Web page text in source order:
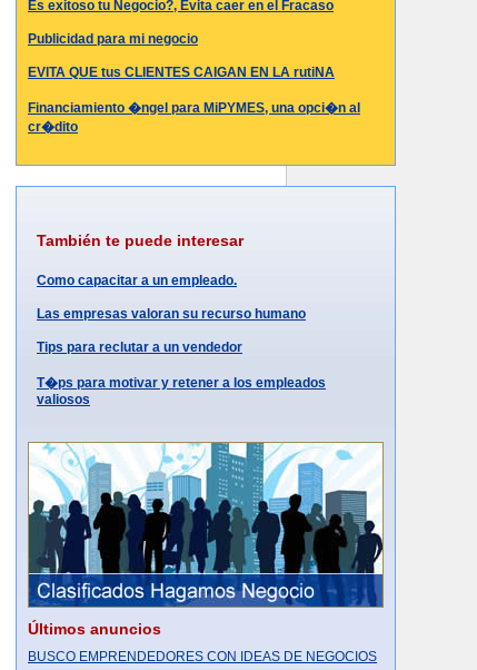
Es exitoso tu Negocio?, Evita caer en el Fracaso
Publicidad para mi negocio
EVITA QUE tus CLIENTES CAIGAN EN LA rutiNA
Financiamiento �ngel para MiPYMES, una opci�n al
cr�dito
También te puede interesar
Como capacitar a un empleado.
Las empresas valoran su recurso humano
Tips para reclutar a un vendedor
T�ps para motivar y retener a los empleados
valiosos
Últimos anuncios
BUSCO EMPRENDEDORES CON IDEAS DE NEGOCIOS